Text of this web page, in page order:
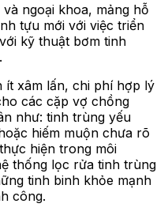
ngoại khoa, mảng hỗ
tựu mới với việc triển
kỹ thuật bơm tinh
xâm lấn, chi phí hợp lý
các cặp vợ chồng
như: tinh trùng yếu
hiếm muộn chưa rõ
hiện trong môi
thống lọc rửa tinh trùng
tinh binh khỏe mạnh
công.